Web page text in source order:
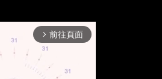
arrow_forward_ios 前往頁面